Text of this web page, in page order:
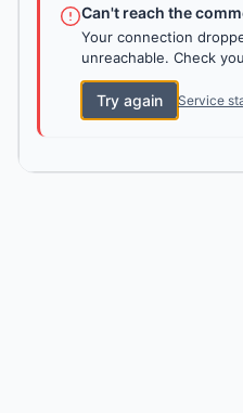
Can't reach the
Your connection
unreachable. Check
Try again Service